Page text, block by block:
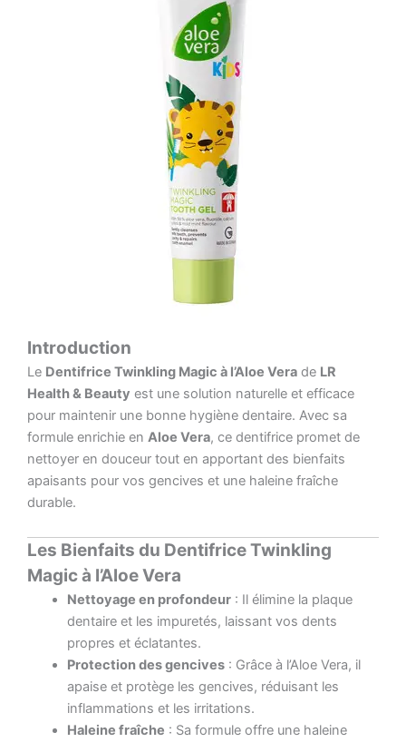
Introduction
Le Dentifrice Twinkling Magic à l’Aloe Vera de LR
Health & Beauty est une solution naturelle et efficace
pour maintenir une bonne hygiène dentaire. Avec sa
formule enrichie en Aloe Vera, ce dentifrice promet de
nettoyer en douceur tout en apportant des bienfaits
apaisants pour vos gencives et une haleine fraîche
durable.
Les Bienfaits du Dentifrice Twinkling
Magic à l’Aloe Vera
Nettoyage en profondeur: Il élimine la plaque
dentaire et les impuretés, laissant vos dents
propres et éclatantes.
Protection des gencives: Grâce à l’Aloe Vera, il
apaise et protège les gencives, réduisant les
inflammations et les irritations.
Haleine fraîche : Sa formule offre une haleine